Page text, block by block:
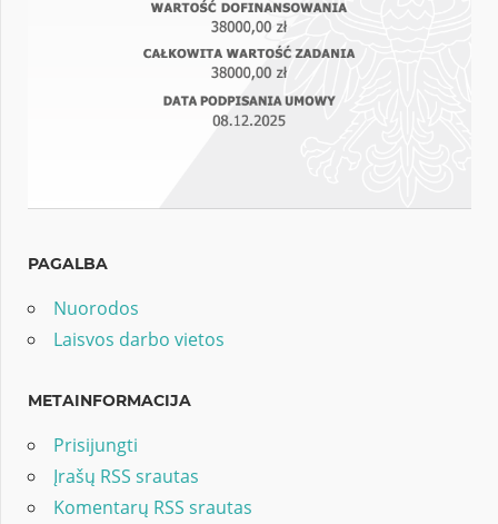
PAGALBA
Nuorodos
Laisvos darbo vietos
METAINFORMACIJA
Prisijungti
Įrašų RSS srautas
Komentarų RSS srautas